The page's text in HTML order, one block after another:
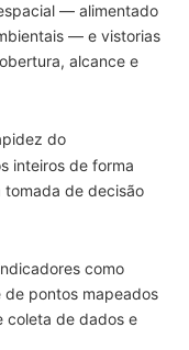
— alimentado
— e vistorias
alcance e
do
inteiros de forma
tomada de decisão
como
pontos mapeados
coleta de dados e